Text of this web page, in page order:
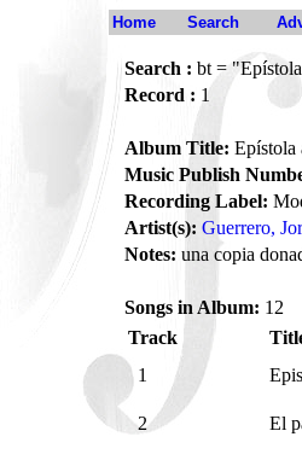
Home Search
Search : bt =
Record : 1
Album Title: Epístola
Music Publish
Recording Label:
Artist(s): Guerrero,
Notes: una copia
Songs in Album: 12
Track
1
2 El